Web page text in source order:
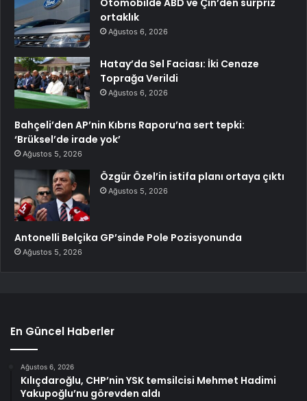
ortaklık
Ağustos 6, 2026
Hatay’da Sel Faciası: İki Cenaze
Toprağa Verildi
Ağustos 6, 2026
Bahçeli’den AP’nin Kıbrıs Raporu’na sert tepki:
‘Brüksel’de irade yok’
Ağustos 5, 2026
Özgür Özel’in istifa planı ortaya çıktı
Ağustos 5, 2026
Antonelli Belçika GP’sinde Pole Pozisyonunda
Ağustos 5, 2026
En Güncel Haberler
Ağustos 6, 2026
Kılıçdaroğlu, CHP’nin YSK temsilcisi Mehmet Hadimi
Yakupoğlu’nu görevden aldı